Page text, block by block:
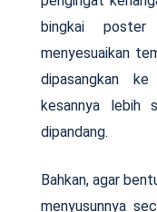
bingkai
menyesuaikan
dipasangkan
kesannya lebih
dipandang.
Bahkan, agar
menyusunnya